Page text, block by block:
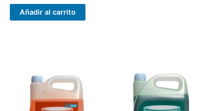
Añadir al carrito